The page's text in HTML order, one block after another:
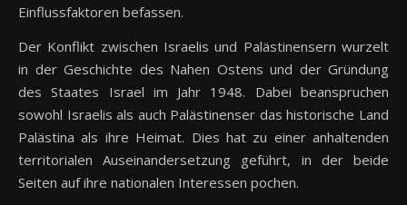
Einflussfaktoren befassen.
Der Konflikt zwischen Israelis und Palästinensern wurzelt
in der Geschichte des Nahen Ostens und der Gründung
des Staates Israel im Jahr 1948. Dabei beanspruchen
sowohl Israelis als auch Palästinenser das historische Land
Palästina als ihre Heimat. Dies hat zu einer anhaltenden
territorialen Auseinandersetzung geführt, in der beide
Seiten auf ihre nationalen Interessen pochen.